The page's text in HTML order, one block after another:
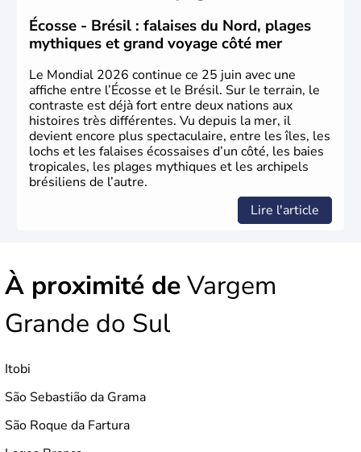
1500. Durant le XVIe siècle, de très nombreux esclaves
venus d'Afrique ont permis une large exploitation des
ressources en sucre du pays.
Écosse - Brésil : falaises du Nord, plages
mythiques et grand voyage côté mer
Le Mondial 2026 continue ce 25 juin avec une
affiche entre l’Écosse et le Brésil. Sur le terrain, le
contraste est déjà fort entre deux nations aux
histoires très différentes. Vu depuis la mer, il
devient encore plus spectaculaire, entre les îles, les
lochs et les falaises écossaises d’un côté, les baies
tropicales, les plages mythiques et les archipels
brésiliens de l’autre.
Lire l'article
À proximité deVargem
Grande do Sul
Itobi
São Sebastião da Grama
São Roque da Fartura